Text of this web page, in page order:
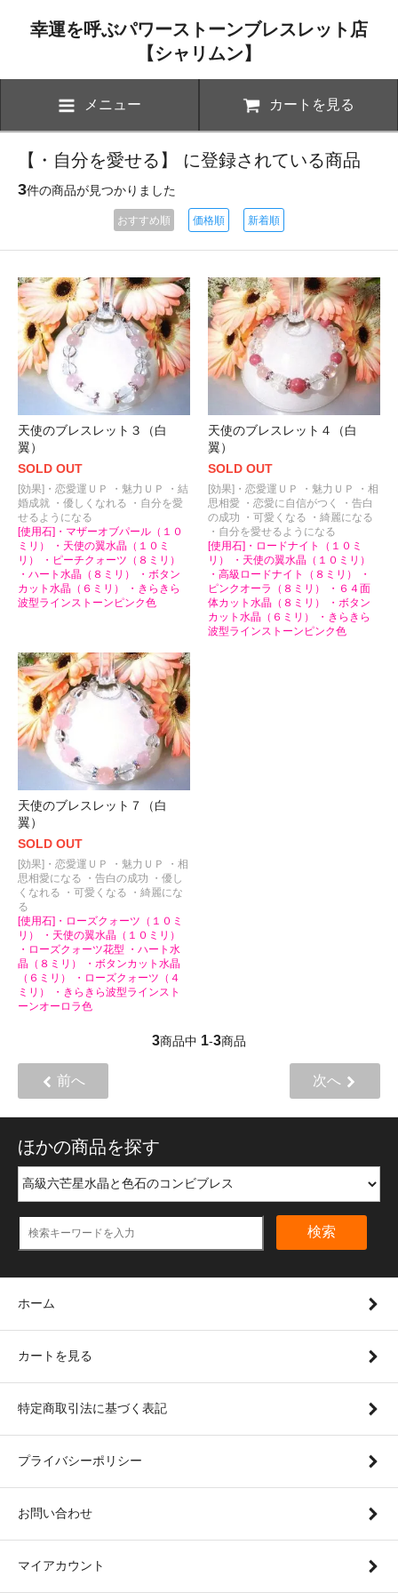
幸運を呼ぶパワーストーンブレスレット店
【シャリムン】
メニュー カートを見る
【・自分を愛せる】 に登録されている商品
3件の商品が見つかりました
おすすめ順 価格順 新着順
天使のブレスレット３（白
翼）
SOLD OUT
[効果]・恋愛運ＵＰ ・魅力ＵＰ ・結
婚成就 ・優しくなれる ・自分を愛
せるようになる
[使用石]・マザーオブパール（１０
ミリ） ・天使の翼水晶（１０ミ
リ） ・ピーチクォーツ（８ミリ）
・ハート水晶（８ミリ） ・ボタン
カット水晶（６ミリ） ・きらきら
波型ラインストーンピンク色
天使のブレスレット４（白
翼）
SOLD OUT
[効果]・恋愛運ＵＰ ・魅力ＵＰ ・相
思相愛 ・恋愛に自信がつく ・告白
の成功 ・可愛くなる ・綺麗になる
・自分を愛せるようになる
[使用石]・ロードナイト（１０ミ
リ） ・天使の翼水晶（１０ミリ）
・高級ロードナイト（８ミリ） ・
ピンクオーラ（８ミリ） ・６４面
体カット水晶（８ミリ） ・ボタン
カット水晶（６ミリ） ・きらきら
波型ラインストーンピンク色
天使のブレスレット７（白
翼）
SOLD OUT
[効果]・恋愛運ＵＰ ・魅力ＵＰ ・相
思相愛になる ・告白の成功 ・優し
くなれる ・可愛くなる ・綺麗にな
る
[使用石]・ローズクォーツ（１０ミ
リ） ・天使の翼水晶（１０ミリ）
・ローズクォーツ花型 ・ハート水
晶（８ミリ） ・ボタンカット水晶
（６ミリ） ・ローズクォーツ（４
ミリ） ・きらきら波型ラインスト
ーンオーロラ色
3商品中 1-3商品
前へ 次へ
ほかの商品を探す
検索
ホーム
カートを見る
特定商取引法に基づく表記
プライバシーポリシー
お問い合わせ
マイアカウント